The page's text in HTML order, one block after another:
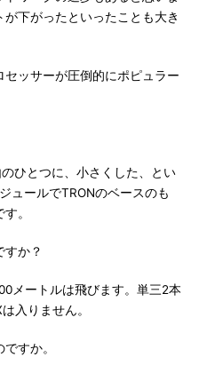
下がったといったことも大き
ッサーが圧倒的にポピュラー
ひとつに、小さくした、とい
ュールでTRONのベースのも
。
か？
メートルは飛びます。単三2本
入りません。
すか。